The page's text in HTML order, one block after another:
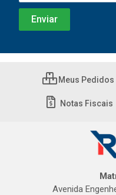
Meus Pedidos
Notas Fiscais
Avenida